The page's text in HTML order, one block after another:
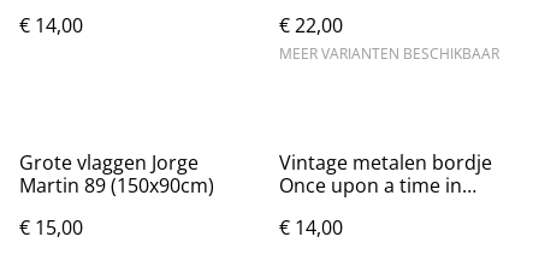
€ 14,00
€ 22,00
MEER VARIANTEN BESCHIKBAAR
Grote vlaggen Jorge
Martin 89 (150x90cm)
€ 15,00
Vintage metalen bordje
Once upon a time in
€ 14,00